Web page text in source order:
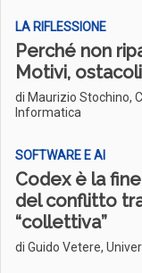
LA RIFLESSIONE
Perché non
Motivi,
di Maurizio Stochino,
Informatica
SOFTWARE E AI
Codex è la
del conflitto
“collettiva”
di Guido Vetere,